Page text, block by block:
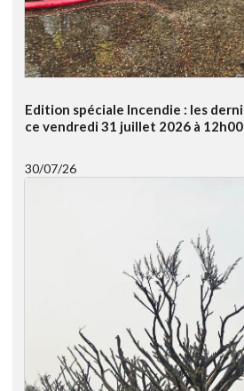
Edition spéciale Incendie : les
ce vendredi 31 juillet 2026 à
30/07/26